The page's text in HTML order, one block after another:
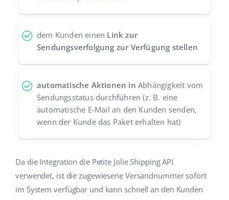
中文
dem Kunden einen Link zur
Sendungsverfolgung zur Verfügung stellen
automatische Aktionen in Abhängigkeit vom
Sendungsstatus durchführen (z. B. eine
automatische E-Mail an den Kunden senden,
wenn der Kunde das Paket erhalten hat)
Da die Integration die Petite Jolie Shipping API
verwendet, ist die zugewiesene Versandnummer sofort
im System verfügbar und kann schnell an den Kunden